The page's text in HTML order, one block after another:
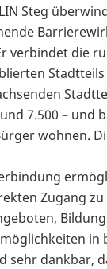
Steg
verbindet die
7.500 – und
wohnen.
Zugang zu
in
sehr dankbar,